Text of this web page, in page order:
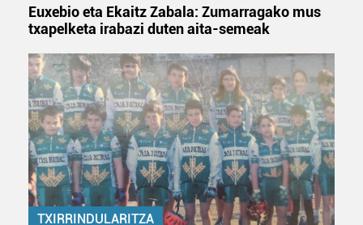
Euxebio eta Ekaitz Zabala: Zumarragako mus
txapelketa irabazi duten aita-semeak
TXIRRINDULARITZA